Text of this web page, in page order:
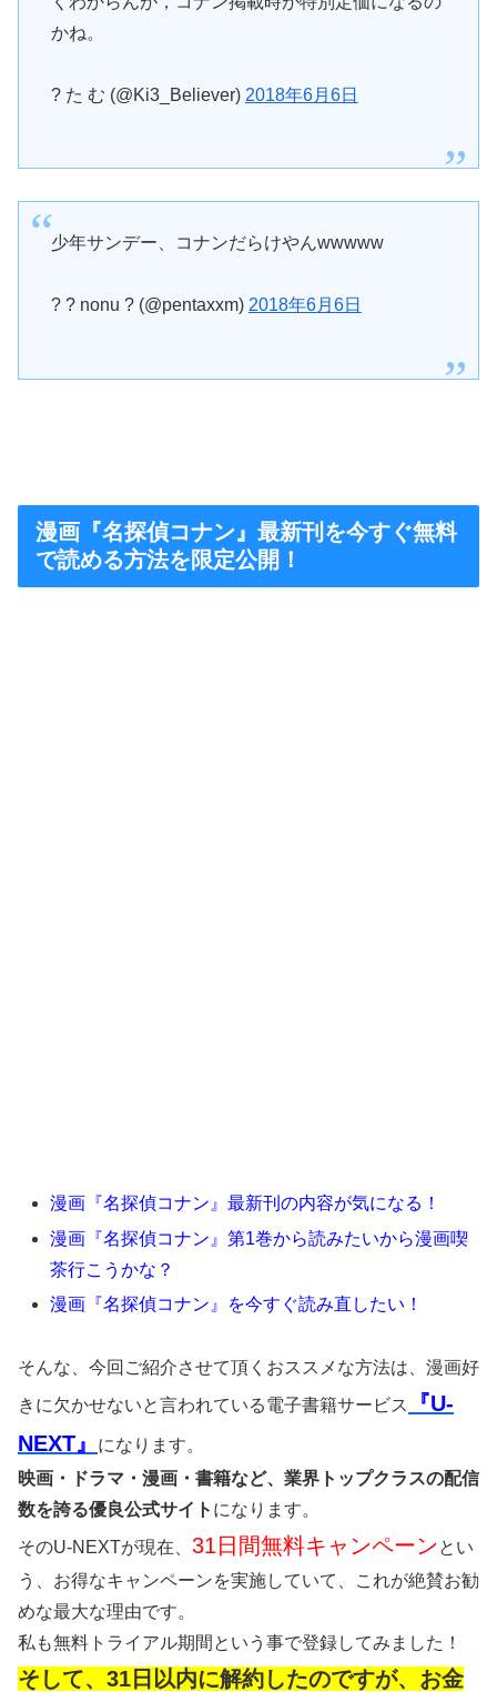
かね。
? た む (@Ki3_Believer) 2018年6月6日
少年サンデー、コナンだらけやんwwwww
? ? nonu ? (@pentaxxm) 2018年6月6日
漫画『名探偵コナン』最新刊を今すぐ無料
で読める方法を限定公開！
漫画『名探偵コナン』最新刊の内容が気になる！
漫画『名探偵コナン』第1巻から読みたいから漫画喫
茶行こうかな？
漫画『名探偵コナン』を今すぐ読み直したい！
そんな、今回ご紹介させて頂くおススメな方法は、漫画好
きに欠かせないと言われている電子書籍サービス
『U-
NEXT』
になります。
映画・ドラマ・漫画・書籍など、業界トップクラスの配信
数を誇る優良公式サイト になります。
そのU-NEXTが現在、 31日間無料キャンペーンとい
う、お得なキャンペーンを実施していて、これが絶賛お勧
めな最大な理由です。
私も無料トライアル期間という事で登録してみました！
そして、31日以内に解約したのですが、お金